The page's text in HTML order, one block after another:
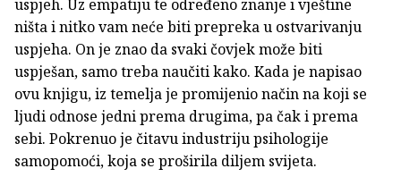
uspjeh. Uz empatiju te određeno znanje i vještine
ništa i nitko vam neće biti prepreka u ostvarivanju
uspjeha. On je znao da svaki čovjek može biti
uspješan, samo treba naučiti kako. Kada je napisao
ovu knjigu, iz temelja je promijenio način na koji se
ljudi odnose jedni prema drugima, pa čak i prema
sebi. Pokrenuo je čitavu industriju psihologije
samopomoći, koja se proširila diljem svijeta.